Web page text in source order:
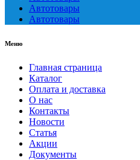
Автотовары
Автотовары
Меню
Главная страница
Каталог
Оплата и доставка
О нас
Контакты
Новости
Статья
Акции
Документы